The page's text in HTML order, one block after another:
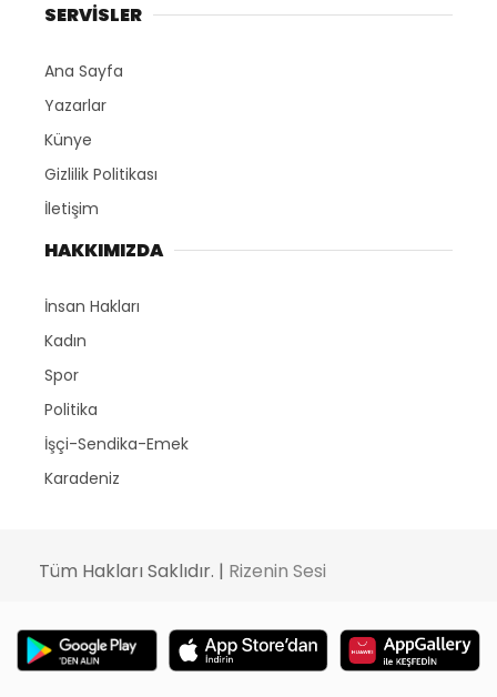
SERVİSLER
Ana Sayfa
Yazarlar
Künye
Gizlilik Politikası
İletişim
HAKKIMIZDA
İnsan Hakları
Kadın
Spor
Politika
İşçi-Sendika-Emek
Karadeniz
Tüm Hakları Saklıdır. | Rizenin Sesi